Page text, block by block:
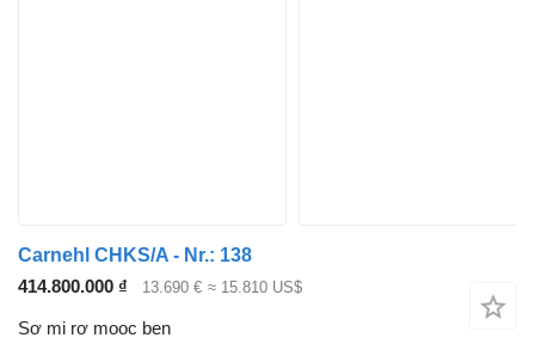
Carnehl CHKS/A - Nr.: 138
414.800.000 ₫
13.690 € ≈ 15.810 US$
Sơ mi rơ mooc ben